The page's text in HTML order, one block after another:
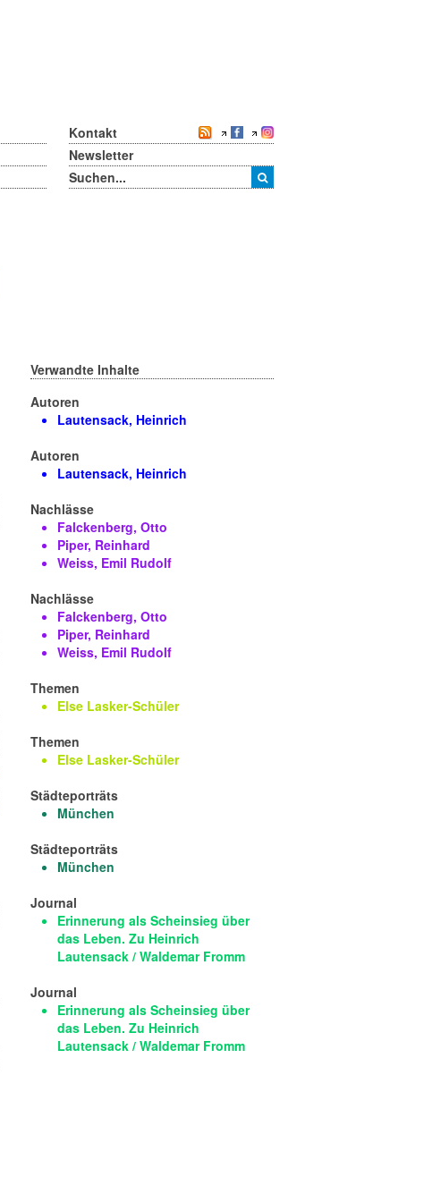
Kontakt
Newsletter
Verwandte Inhalte
Autoren
Lautensack, Heinrich
Autoren
Lautensack, Heinrich
Nachlässe
Falckenberg, Otto
Piper, Reinhard
Weiss, Emil Rudolf
Nachlässe
Falckenberg, Otto
Piper, Reinhard
Weiss, Emil Rudolf
Themen
Else Lasker-Schüler
Themen
Else Lasker-Schüler
Städteporträts
München
Städteporträts
München
Journal
Erinnerung als Scheinsieg über
das Leben. Zu Heinrich
Lautensack / Waldemar Fromm
Journal
Erinnerung als Scheinsieg über
das Leben. Zu Heinrich
Lautensack / Waldemar Fromm